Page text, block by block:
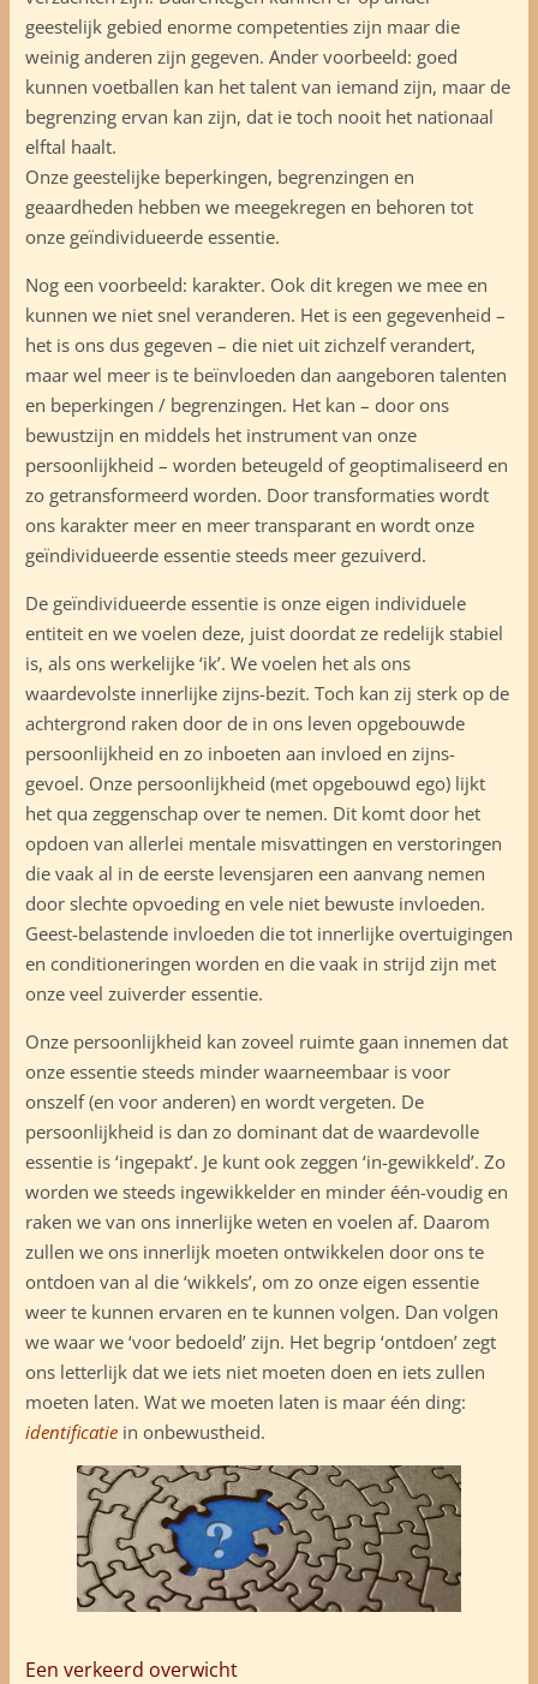
geestelijk gebied enorme competenties zijn maar die
weinig anderen zijn gegeven. Ander voorbeeld: goed
kunnen voetballen kan het talent van iemand zijn, maar de
begrenzing ervan kan zijn, dat ie toch nooit het nationaal
elftal haalt.
Onze geestelijke beperkingen, begrenzingen en
geaardheden hebben we meegekregen en behoren tot
onze geïndividueerde essentie.
Nog een voorbeeld: karakter. Ook dit kregen we mee en
kunnen we niet snel veranderen. Het is een gegevenheid –
het is ons dus gegeven – die niet uit zichzelf verandert,
maar wel meer is te beïnvloeden dan aangeboren talenten
en beperkingen / begrenzingen. Het kan – door ons
bewustzijn en middels het instrument van onze
persoonlijkheid – worden beteugeld of geoptimaliseerd en
zo getransformeerd worden. Door transformaties wordt
ons karakter meer en meer transparant en wordt onze
geïndividueerde essentie steeds meer gezuiverd.
De geïndividueerde essentie is onze eigen individuele
entiteit en we voelen deze, juist doordat ze redelijk stabiel
is, als ons werkelijke ‘ik’. We voelen het als ons
waardevolste innerlijke zijns-bezit. Toch kan zij sterk op de
achtergrond raken door de in ons leven opgebouwde
persoonlijkheid en zo inboeten aan invloed en zijns-
gevoel. Onze persoonlijkheid (met opgebouwd ego) lijkt
het qua zeggenschap over te nemen. Dit komt door het
opdoen van allerlei mentale misvattingen en verstoringen
die vaak al in de eerste levensjaren een aanvang nemen
door slechte opvoeding en vele niet bewuste invloeden.
Geest-belastende invloeden die tot innerlijke overtuigingen
en conditioneringen worden en die vaak in strijd zijn met
onze veel zuiverder essentie.
Onze persoonlijkheid kan zoveel ruimte gaan innemen dat
onze essentie steeds minder waarneembaar is voor
onszelf (en voor anderen) en wordt vergeten. De
persoonlijkheid is dan zo dominant dat de waardevolle
essentie is ‘ingepakt’. Je kunt ook zeggen ‘in-gewikkeld’. Zo
worden we steeds ingewikkelder en minder één-voudig en
raken we van ons innerlijke weten en voelen af. Daarom
zullen we ons innerlijk moeten ontwikkelen door ons te
ontdoen van al die ‘wikkels’, om zo onze eigen essentie
weer te kunnen ervaren en te kunnen volgen. Dan volgen
we waar we ‘voor bedoeld’ zijn. Het begrip ‘ontdoen’ zegt
ons letterlijk dat we iets niet moeten doen en iets zullen
moeten laten. Wat we moeten laten is maar één ding:
identificatiein onbewustheid.
Een verkeerd overwicht